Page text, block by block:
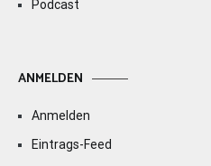
Podcast
ANMELDEN
Anmelden
Eintrags-Feed